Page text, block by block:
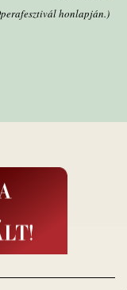
honlapján.)